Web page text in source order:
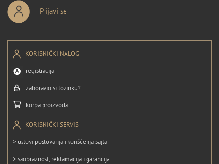
Prijavi se
KORISNIČKI NALOG
registracija
zaboravio si lozinku?
korpa proizvoda
KORISNIČKI SERVIS
> uslovi poslovanja i korišćenja sajta
> saobraznost, reklamacija i garancija